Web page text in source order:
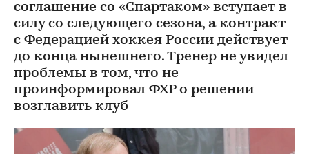
соглашение со «Спартаком» вступает в
силу со следующего сезона, а контракт
с Федерацией хоккея России действует
до конца нынешнего. Тренер не увидел
проблемы в том, что не
проинформировал ФХР о решении
возглавить клуб